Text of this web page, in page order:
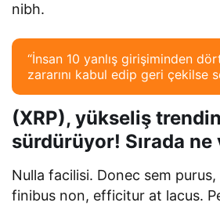
nibh.
“İnsan 10 yanlış girişiminden
zararını kabul edip geri çekilse
(XRP), yükseliş
sürdürüyor! Sırada ne
Nulla facilisi. Donec sem
finibus non, efficitur at lacus.